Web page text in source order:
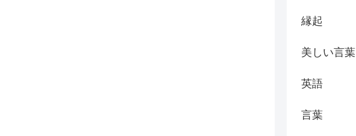
縁起
美しい言葉
英語
言葉